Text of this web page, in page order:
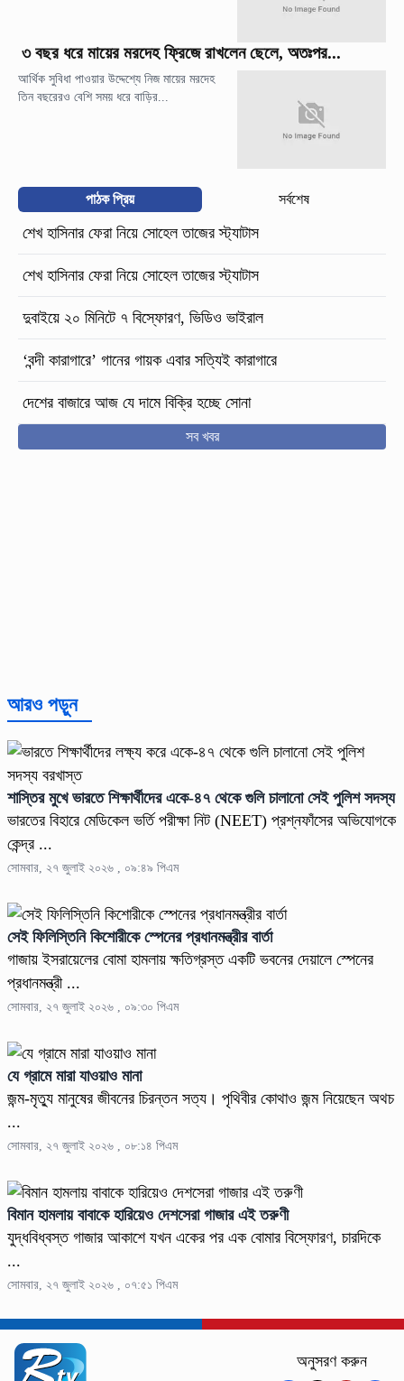
৩ বছর ধরে মায়ের মরদেহ ফ্রিজে রাখলেন ছেলে, অতঃপর...
আর্থিক সুবিধা পাওয়ার উদ্দেশ্যে নিজ মায়ের মরদেহ
তিন বছরেরও বেশি সময় ধরে বাড়ির...
পাঠক প্রিয় সর্বশেষ
শেখ হাসিনার ফেরা নিয়ে সোহেল তাজের স্ট্যাটাস
শেখ হাসিনার ফেরা নিয়ে সোহেল তাজের স্ট্যাটাস
দুবাইয়ে ২০ মিনিটে ৭ বিস্ফোরণ, ভিডিও ভাইরাল
‘বন্দী কারাগারে’ গানের গায়ক এবার সত্যিই কারাগারে
দেশের বাজারে আজ যে দামে বিক্রি হচ্ছে সোনা
সব খবর
আরও পড়ুন
শাস্তির মুখে ভারতে শিক্ষার্থীদের একে-৪৭ থেকে গুলি চালানো সেই পুলিশ সদস্য
ভারতের বিহারে মেডিকেল ভর্তি পরীক্ষা নিট (NEET) প্রশ্নফাঁসের অভিযোগকে
কেন্দ্র ...
সোমবার, ২৭ জুলাই ২০২৬ , ০৯:৪৯ পিএম
সেই ফিলিস্তিনি কিশোরীকে স্পেনের প্রধানমন্ত্রীর বার্তা
গাজায় ইসরায়েলের বোমা হামলায় ক্ষতিগ্রস্ত একটি ভবনের দেয়ালে স্পেনের
প্রধানমন্ত্রী ...
সোমবার, ২৭ জুলাই ২০২৬ , ০৯:৩০ পিএম
যে গ্রামে মারা যাওয়াও মানা
জন্ম-মৃত্যু মানুষের জীবনের চিরন্তন সত্য। পৃথিবীর কোথাও জন্ম নিয়েছেন অথচ
...
সোমবার, ২৭ জুলাই ২০২৬ , ০৮:১৪ পিএম
বিমান হামলায় বাবাকে হারিয়েও দেশসেরা গাজার এই তরুণী
যুদ্ধবিধ্বস্ত গাজার আকাশে যখন একের পর এক বোমার বিস্ফোরণ, চারদিকে
...
সোমবার, ২৭ জুলাই ২০২৬ , ০৭:৫১ পিএম
অনুসরণ করুন